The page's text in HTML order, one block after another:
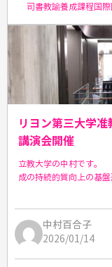
司書教諭養成課程国
リヨン第三大学
講演会開催
立教大学の中村です。
成の持続的質向上の基
中村百合子
2026/01/14